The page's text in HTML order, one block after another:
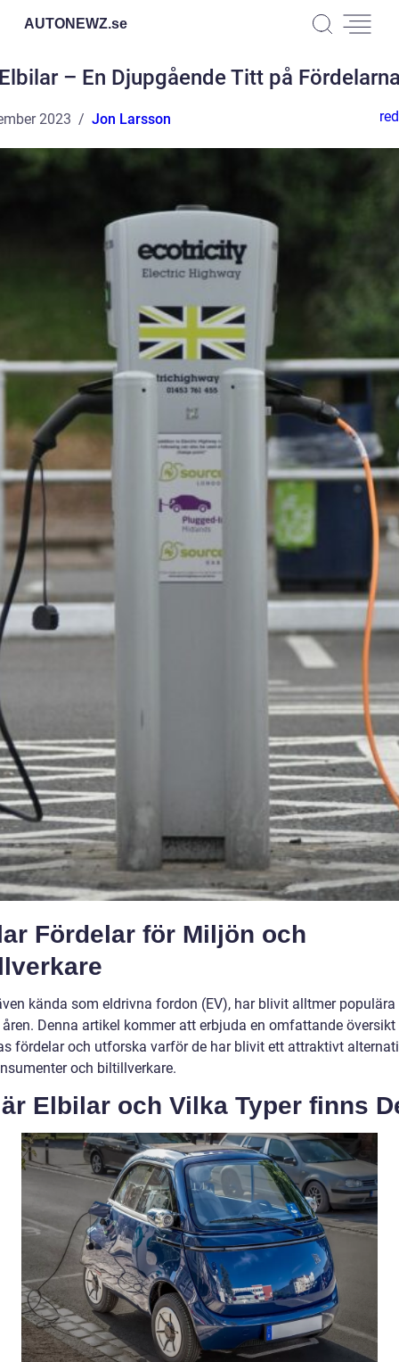
AUTONEWZ.se
– En Djupgående Titt på
2023 Jon Larsson
Fördelar för Miljön och
kända som eldrivna fordon (EV), har blivit alltmer populära
Denna artikel kommer att erbjuda en omfattande översikt
fördelar och utforska varför de har blivit ett attraktivt
och biltillverkare.
Elbilar och Vilka Typer finns